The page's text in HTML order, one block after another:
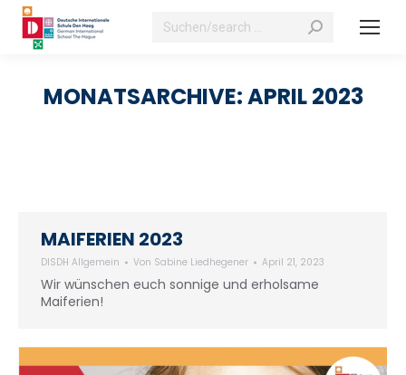
Suchen:
MONATSARCHIVE:APRIL 2023
MAIFERIEN 2023
DISDH Allgemein Von Sabine Liedhegener April 21, 2023
Wir wünschen euch sonnige und erholsame
Maiferien!